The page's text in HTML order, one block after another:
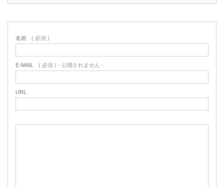
名前 ( 必須 )
E-MAIL ( 必須 ) - 公開されません -
URL